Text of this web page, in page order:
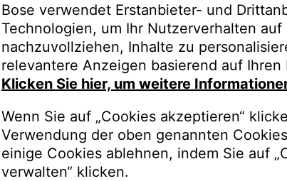
Bose verwendet Erstanbieter- und
Technologien, um Ihr Nutzerverhalten
nachzuvollziehen, Inhalte zu
relevantere Anzeigen basierend auf
Klicken Sie hier, um weitere
Wenn Sie auf „Cookies akzeptieren“
Verwendung der oben genannten
einige Cookies ablehnen, indem Sie auf
verwalten“ klicken.